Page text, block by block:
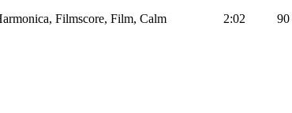
Filmscore, Film, Calm 2:02 90